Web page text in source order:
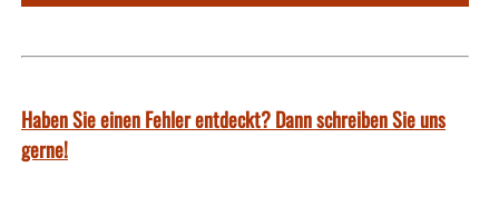
Haben Sie einen Fehler entdeckt? Dann schreiben Sie uns
gerne!